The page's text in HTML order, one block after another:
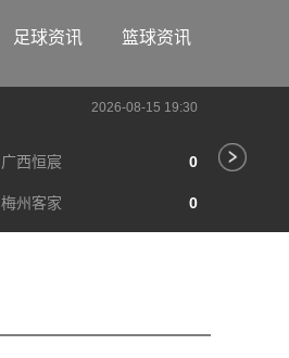
足球资讯 篮球资讯
2026-08-15 19:30
广西恒宸 0
梅州客家 0